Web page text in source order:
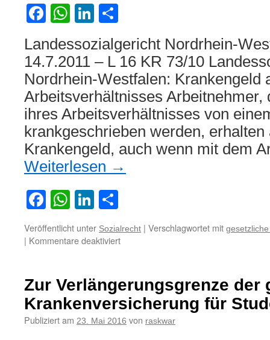
aufweisen
Facebook
WhatsApp
LinkedIn
Landessozialgericht Nordrhein-
14.7.2011 – L 16 KR 73/10
Nordrhein-Westfalen: Krankengeld
Arbeitsverhältnisses Arbeitnehmer,
ihres Arbeitsverhältnisses von
krankgeschrieben werden,
Krankengeld, auch wenn mit dem
Weiterlesen →
Facebook
WhatsApp
LinkedIn
Veröffentlicht unter Sozialrecht | Verschlagwortet mit
| Kommentare deaktiviertfür
Ende
des
Arbeitsverhältnisses
Zur Verlängerungsgrenze der
Krankenversicherung für
Publiziert am 23. Mai 2016 von raskwar